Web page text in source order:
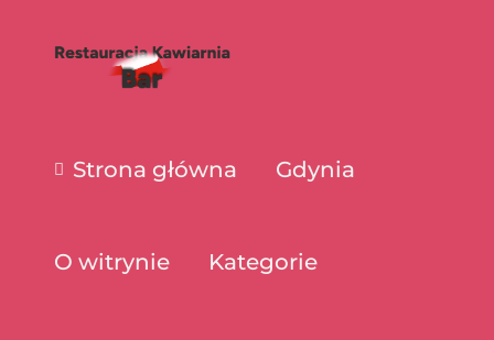
Strona główna Gdynia
O witrynie Kategorie